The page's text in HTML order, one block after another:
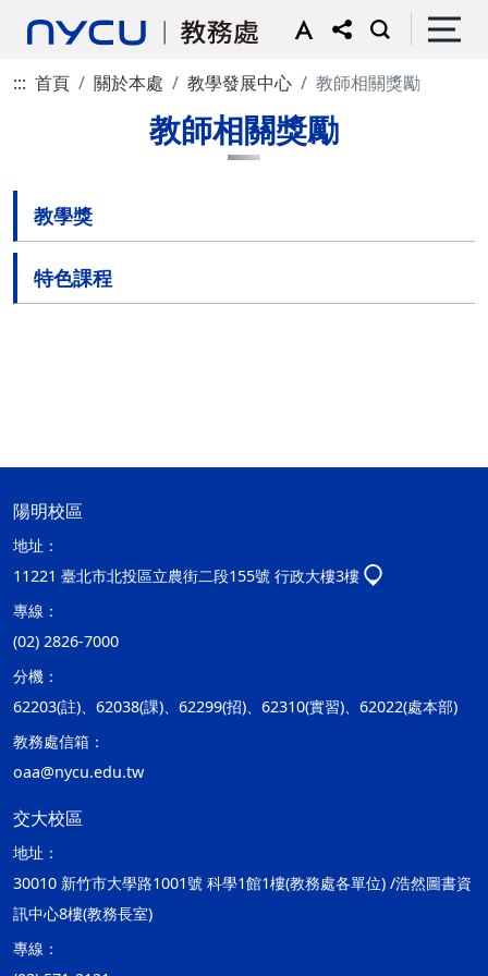
::: 首頁 關於本處 教學發展中心 教師相關獎勵
教師相關獎勵
教學獎
特色課程
陽明校區
地址：
11221 臺北市北投區立農街二段155號 行政大樓3樓
專線：
(02) 2826-7000
分機：
62203(註)、62038(課)、62299(招)、62310(實習)、62022(處本部)
教務處信箱：
oaa@nycu.edu.tw
交大校區
地址：
30010 新竹市大學路1001號 科學1館1樓(教務處各單位) /浩然圖書資
訊中心8樓(教務長室)
專線：